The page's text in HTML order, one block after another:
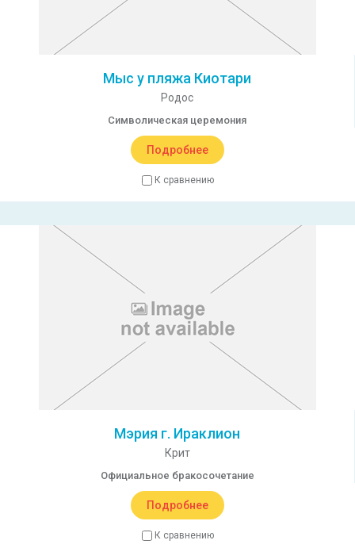
Мыс у пляжа Киотари
Родос
Символическая церемония
Подробнее
К сравнению
Мэрия г. Ираклион
Крит
Официальное бракосочетание
Подробнее
К сравнению